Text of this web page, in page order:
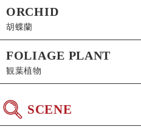
ORCHID
胡蝶蘭
FOLIAGE PLANT
観葉植物
SCENE